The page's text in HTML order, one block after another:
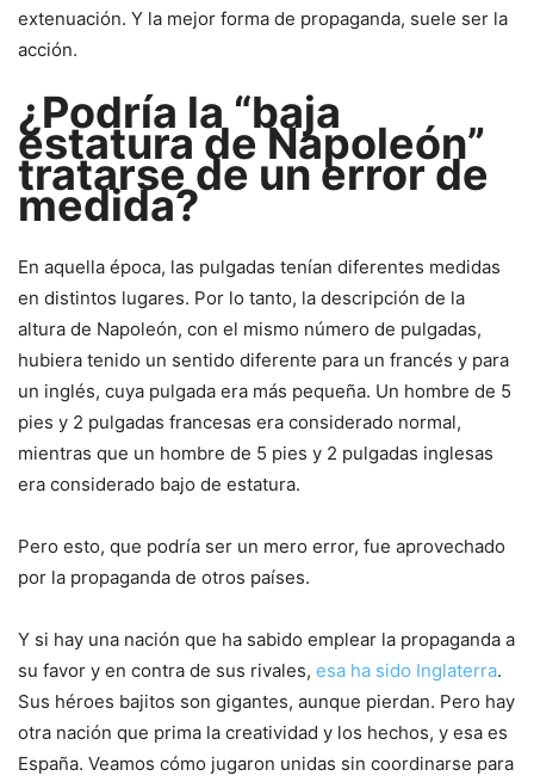
extenuación. Y la mejor forma de propaganda, suele ser la
acción.
¿Podría la “baja
estatura de Napoleón”
tratarse de un error de
medida?
En aquella época, las pulgadas tenían diferentes medidas
en distintos lugares. Por lo tanto, la descripción de la
altura de Napoleón, con el mismo número de pulgadas,
hubiera tenido un sentido diferente para un francés y para
un inglés, cuya pulgada era más pequeña. Un hombre de 5
pies y 2 pulgadas francesas era considerado normal,
mientras que un hombre de 5 pies y 2 pulgadas inglesas
era considerado bajo de estatura.
Pero esto, que podría ser un mero error, fue aprovechado
por la propaganda de otros países.
Y si hay una nación que ha sabido emplear la propaganda a
su favor y en contra de sus rivales, esa ha sido Inglaterra.
Sus héroes bajitos son gigantes, aunque pierdan. Pero hay
otra nación que prima la creatividad y los hechos, y esa es
España. Veamos cómo jugaron unidas sin coordinarse para